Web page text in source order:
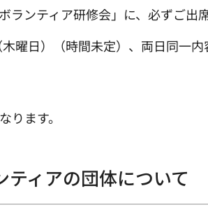
ランティア研修会」に、必ずご出
曜日）（時間未定）、両日同一
ります。
ィアの団体について